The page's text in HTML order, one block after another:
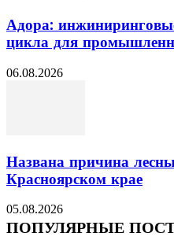
Адора:
цикла для
06.08.2026
Названа причина
Красноярском крае
05.08.2026
ПОПУЛЯРНЫЕ